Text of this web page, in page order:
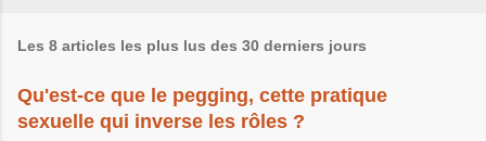
Les 8 articles les plus lus des 30 derniers jours
Qu'est-ce que le pegging, cette pratique
sexuelle qui inverse les rôles ?